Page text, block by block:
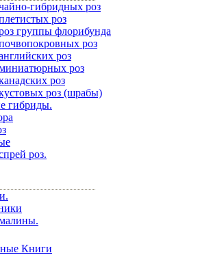
гибридных роз
роз
группы флорибунда
роз
роз
роз
роз
роз (шрабы)
гибриды.
роз.
Книги